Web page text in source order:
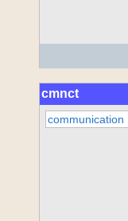
cmnct
communication